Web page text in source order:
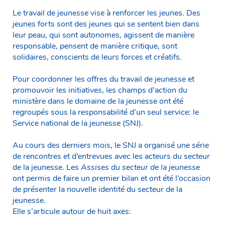
Le travail de jeunesse vise à renforcer les jeunes. Des
jeunes forts sont des jeunes qui se sentent bien dans
leur peau, qui sont autonomes, agissent de manière
responsable, pensent de manière critique, sont
solidaires, conscients de leurs forces et créatifs.
Pour coordonner les offres du travail de jeunesse et
promouvoir les initiatives, les champs d’action du
ministère dans le domaine de la jeunesse ont été
regroupés sous la responsabilité d’un seul service: le
Service national de la jeunesse (SNJ).
Au cours des derniers mois, le SNJ a organisé une série
de rencontres et d’entrevues avec les acteurs du secteur
de la jeunesse. Les Assises du secteur de la jeunesse
ont permis de faire un premier bilan et ont été l’occasion
de présenter la nouvelle identité du secteur de la
jeunesse.
Elle s’articule autour de huit axes: